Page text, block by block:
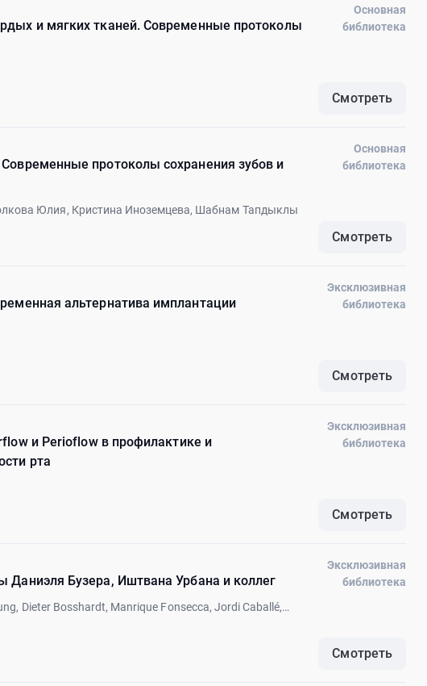
и мягких тканей. Современные протоколы
Основная
библиотека
Смотреть
протоколы сохранения зубов и
Юлия, Кристина Иноземцева, Шабнам Тапдыклы
Основная
библиотека
Смотреть
альтернатива имплантации
Эксклюзивная
библиотека
Смотреть
и Perioflow в профилактике и
рта
Эксклюзивная
библиотека
Смотреть
Бузера, Иштвана Урбана и коллег
Dieter Bosshardt, Manrique Fonsecca, Jordi Caballé,
Эксклюзивная
библиотека
Смотреть